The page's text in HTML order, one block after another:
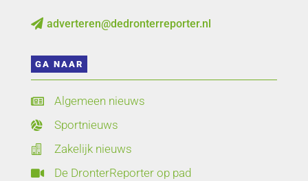
 adverteren@dedronterreporter.nl
GA NAAR
 Algemeen nieuws
 Sportnieuws
 Zakelijk nieuws
 De DronterReporter op pad